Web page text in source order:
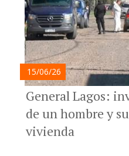
15/06/26
General Lagos:
de un hombre y
vivienda